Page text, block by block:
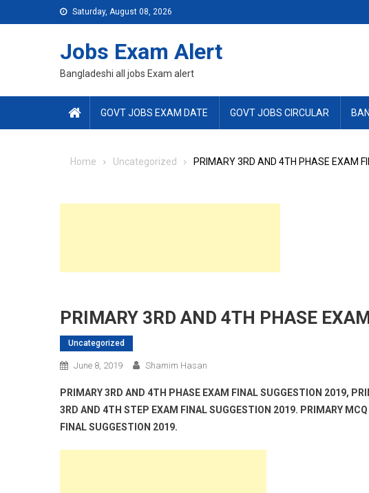
to
Saturday, August 08, 2026
Jobs Exam Alert
Bangladeshi all jobs Exam alert
GOVT JOBS EXAM DATE GOVT JOBS CIRCULAR
Home Uncategorized PRIMARY 3RD AND 4TH PHASE EXAM
PRIMARY 3RD AND 4TH PHASE
Uncategorized
June 8, 2019 Shamim Hasan
PRIMARY 3RD AND 4TH PHASE EXAM FINAL SUGGESTION 2019,
3RD AND 4TH STEP EXAM FINAL SUGGESTION 2019. PRIMARY
FINAL SUGGESTION 2019.